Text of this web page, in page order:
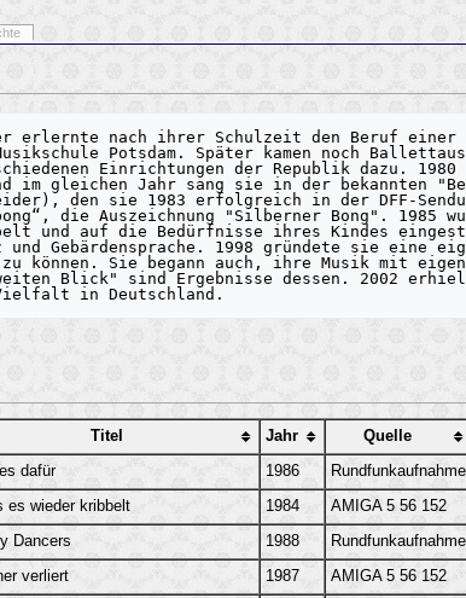
erlernte nach ihrer Schulzeit den Beruf einer
Potsdam. Später kamen noch
Einrichtungen der Republik dazu. 1980
im gleichen Jahr sang sie in der bekannten
den sie 1983 erfolgreich in der DFF-
die Auszeichnung "Silberner Bong". 1985
und auf die Bedürfnisse ihres Kindes
und Gebärdensprache. 1998 gründete sie eine
können. Sie begann auch, ihre Musik mit
Blick" sind Ergebnisse dessen. 2002
Titel Jahr Quelle
dafür 1986 Rundfunkaufnahme
es wieder kribbelt 1984 AMIGA 5 56 152
Dancers 1988 Rundfunkaufnahme
verliert 1987 AMIGA 5 56 152